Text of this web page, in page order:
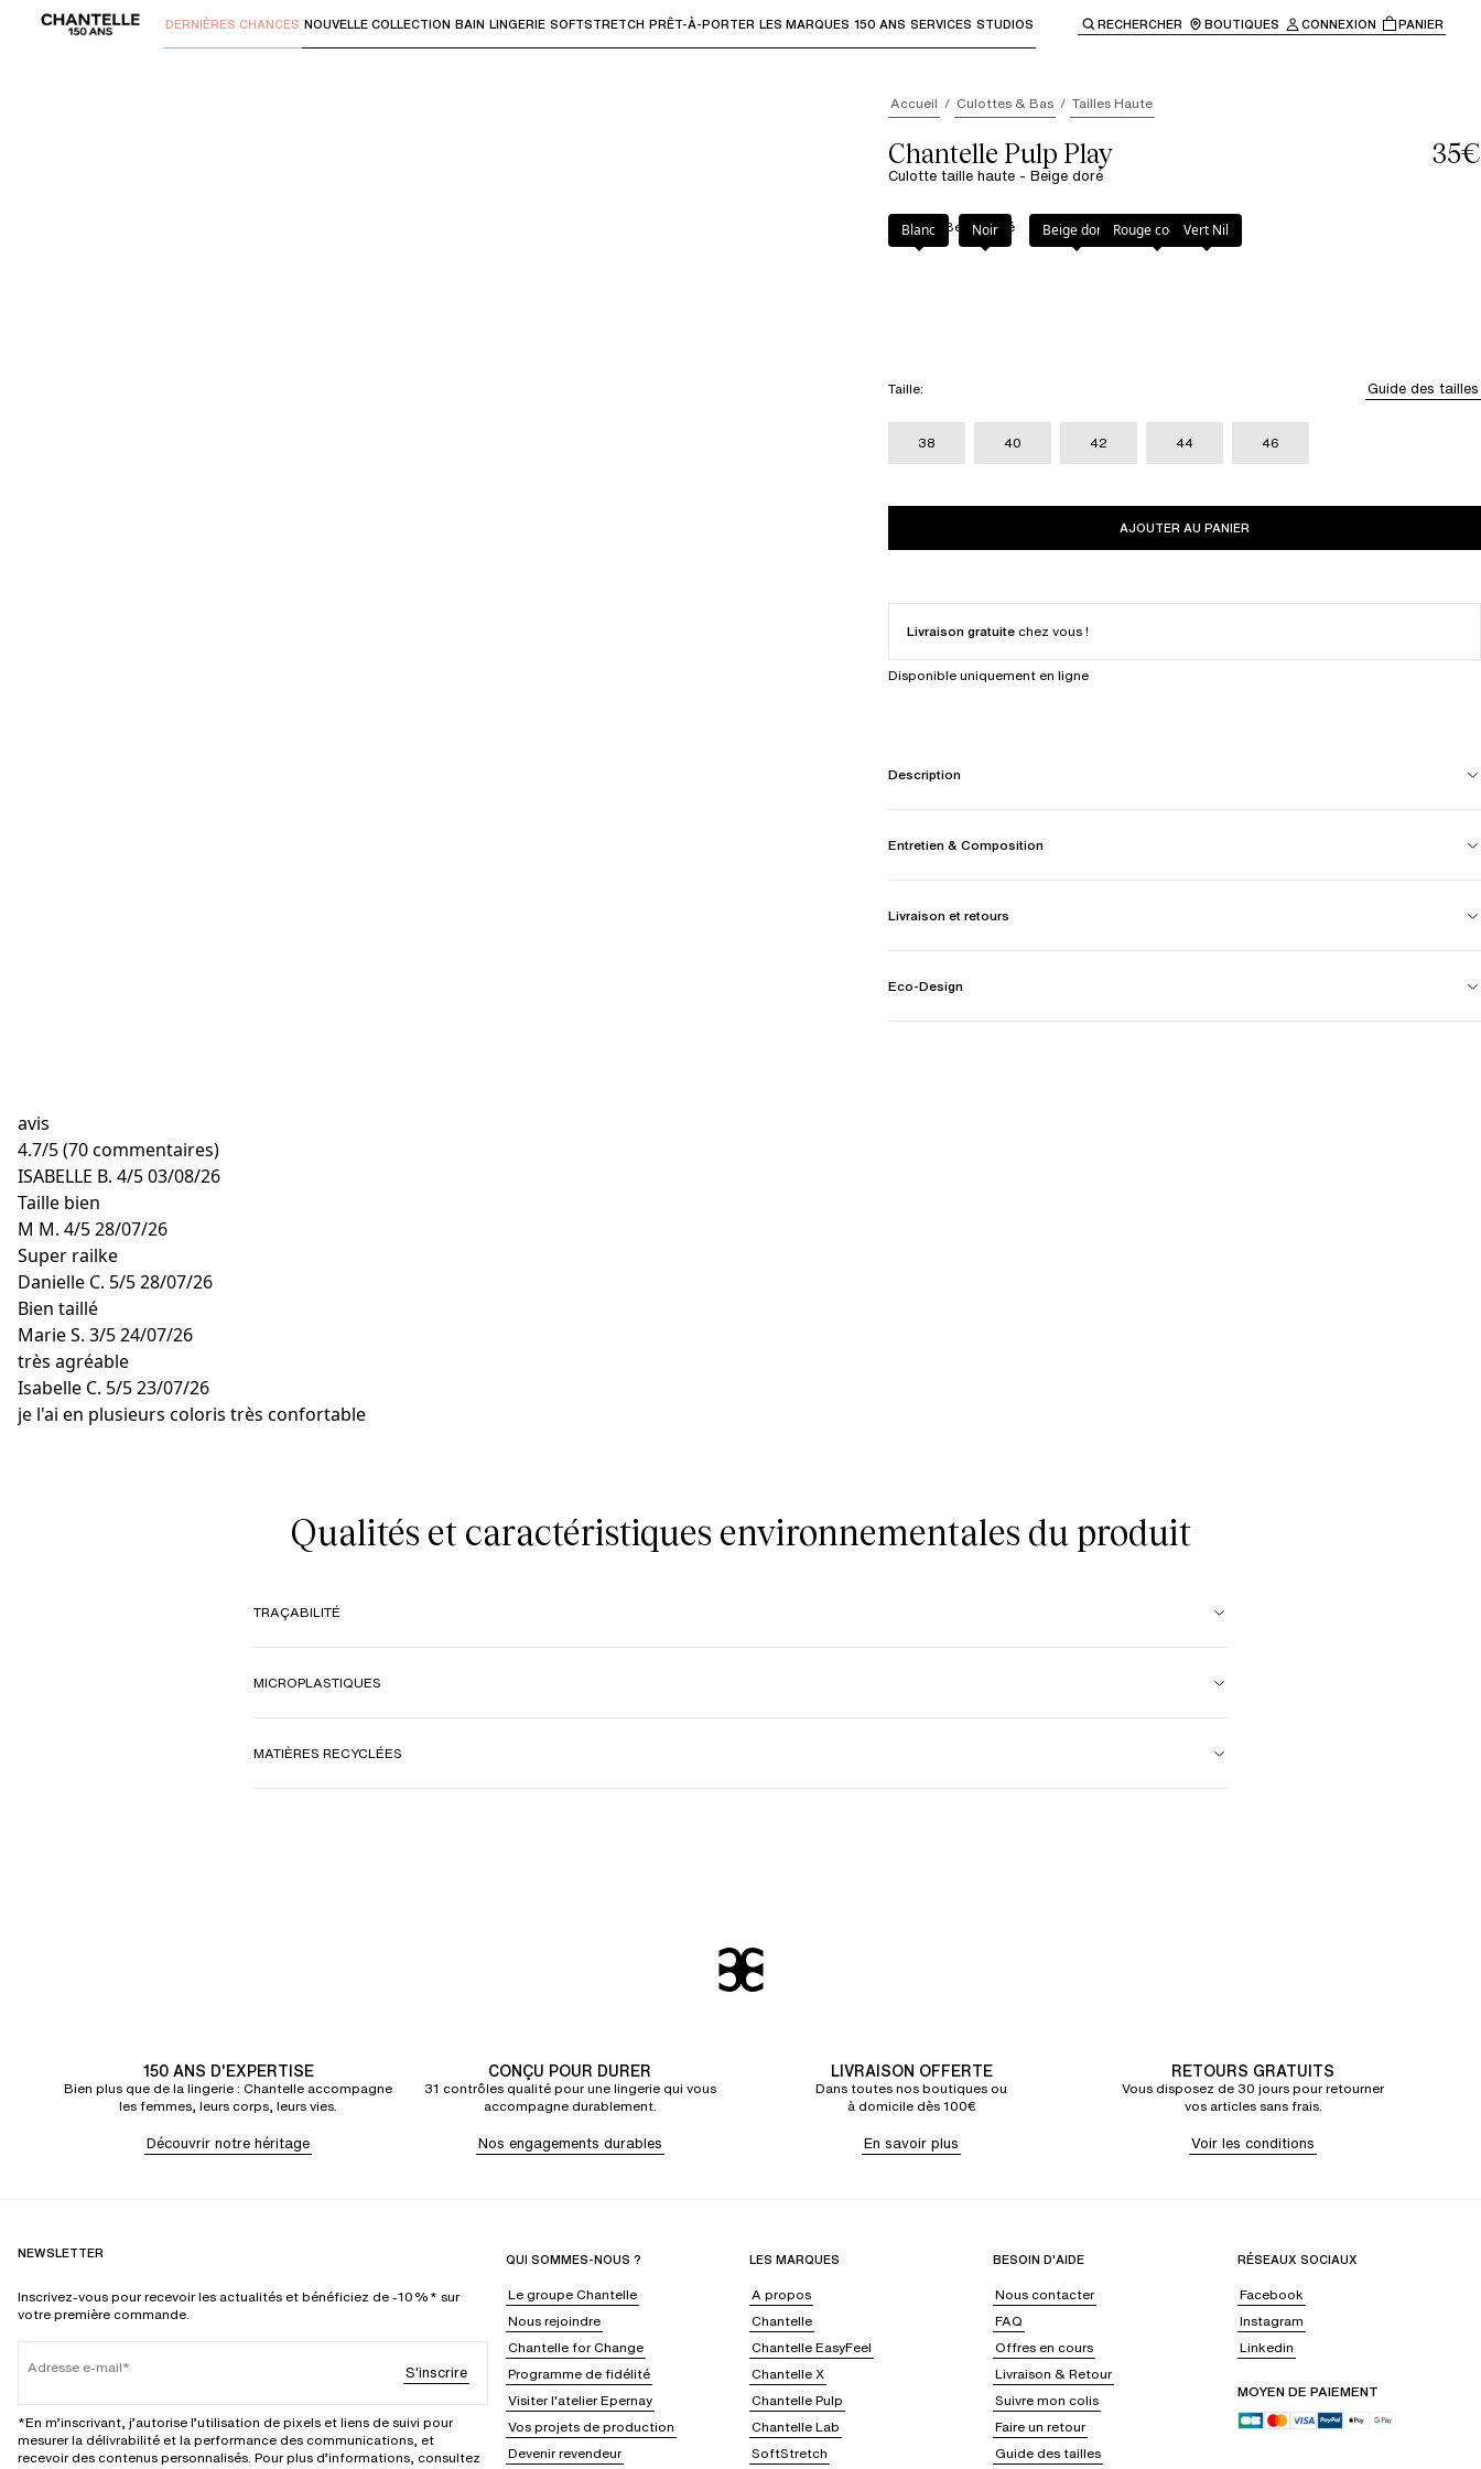
Utilisez "Flèche bas" ou "Entrer" pour accéder aux sous-menus et "Flèche haut" ou "Échap" pour revenir à la navigation principale.
DERNIÈRES CHANCES NOUVELLE COLLECTION BAIN LINGERIE SOFTSTRETCH PRÊT-À-PORTER LES MARQUES 150 ANS SERVICES STUDIOS RECHERCHER BOUTIQUES CONNEXION PANIER
Accueil Culottes & Bas Tailles Haute
Chantelle Pulp Play
Culotte taille haute - Beige doré
35€
Couleur Beige doré
Blanc Noir Beige doré Rouge cocktailVert Nil
Taille: Guide des tailles
38 40 42 44 46
AJOUTER AU PANIER
Livraison gratuite chez vous !
Disponible uniquement en ligne
Description
Entretien & Composition
Livraison et retours
Eco-Design
avis
4.7/5(70 commentaires)
ISABELLE B. 4/503/08/26
Taille bien
M M. 4/528/07/26
Super railke
Danielle C. 5/528/07/26
Bien taillé
Marie S. 3/524/07/26
très agréable
Isabelle C. 5/523/07/26
je l'ai en plusieurs coloris très confortable
Qualités et caractéristiques environnementales du produit
TRAÇABILITÉ
MICROPLASTIQUES
MATIÈRES RECYCLÉES
150 ANS D'EXPERTISE
Bien plus que de la lingerie : Chantelle accompagne
les femmes, leurs corps, leurs vies.
Découvrir notre héritage
CONÇU POUR DURER
31 contrôles qualité pour une lingerie qui vous
accompagne durablement.
Nos engagements durables
LIVRAISON OFFERTE
Dans toutes nos boutiques ou
à domicile dès 100€
En savoir plus
RETOURS GRATUITS
Vous disposez de 30 jours pour retourner
vos articles sans frais.
Voir les conditions
NEWSLETTER
Inscrivez-vous pour recevoir les actualités et bénéficiez de -10%* sur
votre première commande.
Adresse e-mail S'inscrire
*En m’inscrivant, j’autorise l’utilisation de pixels et liens de suivi pour
mesurer la délivrabilité et la performance des communications, et
recevoir des contenus personnalisés. Pour plus d’informations, consultez
QUI SOMMES-NOUS ?
Le groupe Chantelle
Nous rejoindre
Chantelle for Change
Programme de fidélité
Visiter l'atelier Epernay
Vos projets de production
Devenir revendeur
LES MARQUES
A propos
Chantelle
Chantelle EasyFeel
Chantelle X
Chantelle Pulp
Chantelle Lab
SoftStretch
BESOIN D'AIDE
Nous contacter
FAQ
Offres en cours
Livraison & Retour
Suivre mon colis
Faire un retour
Guide des tailles
RÉSEAUX SOCIAUX
Facebook
Instagram
Linkedin
MOYEN DE PAIEMENT